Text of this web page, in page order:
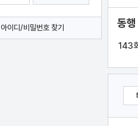
아이디/비밀번호 찾기 동
143